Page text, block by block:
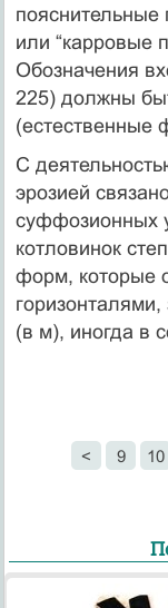
пояснительные
или “карровые
Обозначения
225) должны
(естественные
С
эрозией
суффозионных
котловинок
форм, которые
(в м), иногда в
< 9 10